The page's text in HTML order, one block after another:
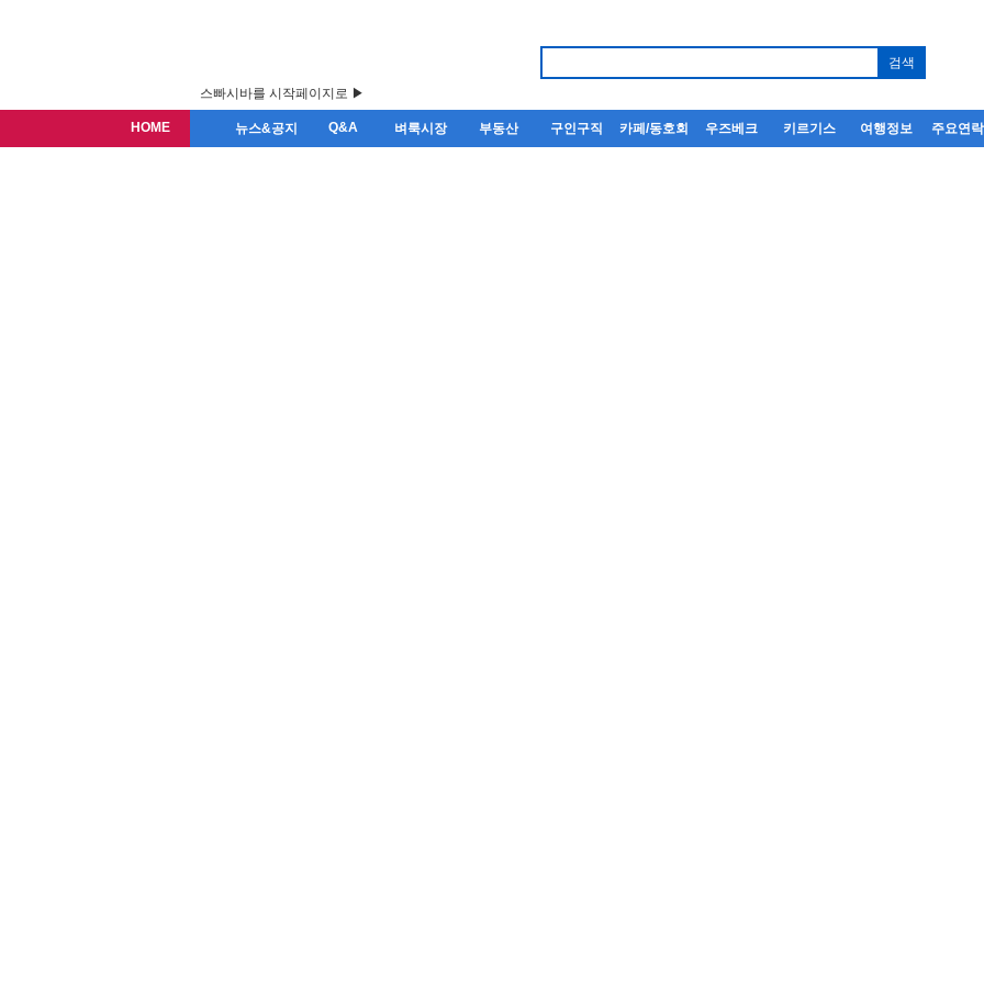
스빠시바를 시작페이지로 ▶
HOME 뉴스&공지 Q&A 벼룩시장 부동산 구인구직 카페/동호회 우즈베크 키르기스 여행정보 주요연